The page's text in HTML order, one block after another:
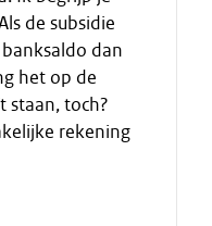
de subsidie
dan
het op de
staan, toch?
rekening